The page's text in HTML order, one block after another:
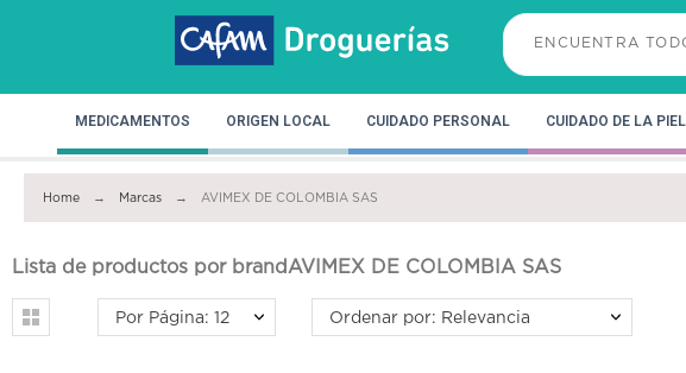
MEDICAMENTOS ORIGEN LOCAL CUIDADO PERSONAL CUIDADO DE LA PIEL
Home Marcas AVIMEX DE COLOMBIA SAS
Lista de productos por brandAVIMEX DE COLOMBIA SAS
Por Página: 12 Ordenar por: Relevancia